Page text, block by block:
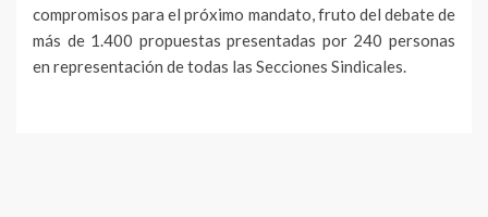
compromisos para el próximo mandato, fruto del debate de
más de 1.400 propuestas presentadas por 240 personas
en representación de todas las Secciones Sindicales.